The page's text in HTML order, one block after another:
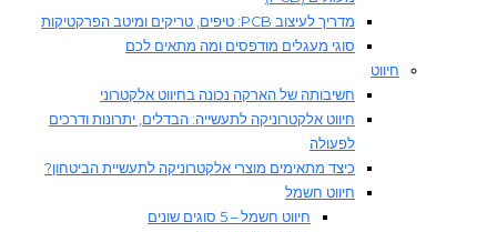
מדריך לעיצוב PCB: טיפים, טריקים ומיטב הפרקטיקות
סוגי מעגלים מודפסים ומה מתאים לכם
חיווט
חשיבותה של הארקה נכונה בחיווט אלקטרוני
חיווט אלקטרוניקה לתעשייה: הבדלים, יתרונות ודרכים
לפעולה
כיצד מתאימים מוצרי אלקטרוניקה לתעשיית הביטחון?
חיווט חשמל
חיווט חשמל – 5 סוגים שונים